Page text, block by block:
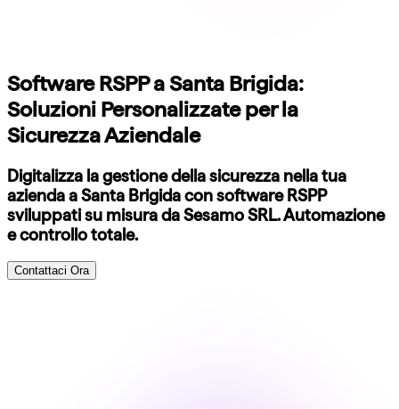
Software RSPP a Santa Brigida:
Soluzioni Personalizzate per la
Sicurezza Aziendale
Digitalizza la gestione della sicurezza nella tua
azienda a Santa Brigida con software RSPP
sviluppati su misura da Sesamo SRL. Automazione
e controllo totale.
Contattaci Ora